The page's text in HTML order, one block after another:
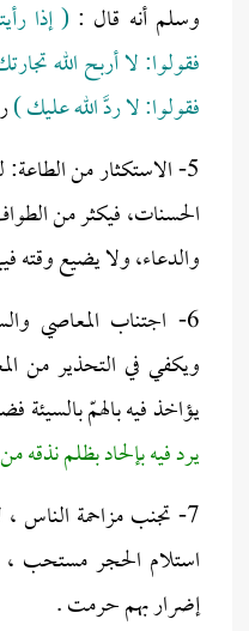
وسلم أنه قال : ( إذا
فقولوا: لا أربح الله
فقولوا: لا ردَّ الله عليك )
5- الاستكثار من
الحسنات، فيكثر من
والدعاء، ولا يضيع وقته
6- اجتناب المعاصي
ويكفي في التحذير من
يؤاخذ فيه بالهمّ بالسيئة
يرد فيه بإلحاد بظلم
7- تجنب مزاحمة الناس
استلام الحجر مستحب ،
إضرار بهم حرمت .